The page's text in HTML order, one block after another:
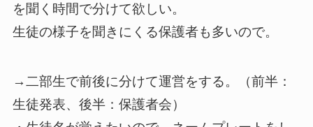
を聞く時間で分けて欲しい。
生徒の様子を聞きにくる保護者も多いので。
→二部生で前後に分けて運営をする。（前半：
生徒発表、後半：保護者会）